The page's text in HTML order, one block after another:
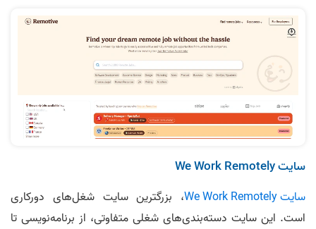
سایت We Work Remotely
سایت We Work Remotely
، بزرگترین سایت شغل‌های دورکاری
است. این سایت دسته‌بندی‌های شغلی متفاوتی، از برنامه‌‌نویسی تا